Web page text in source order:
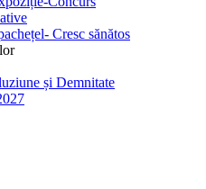
Cresc sănătos
și Demnitate